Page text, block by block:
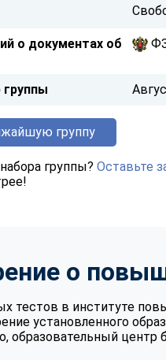
о документах об
ФЗ
группу
группы? Оставьте
о
тестов в институте
установленного
образовательный центр